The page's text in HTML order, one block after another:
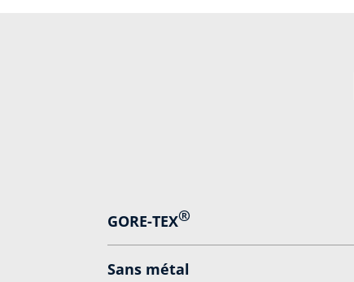
GORE-TEX®
Sans métal